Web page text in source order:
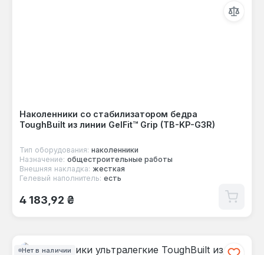
Наколенники со стабилизатором бедра
ToughBuilt из линии GelFit™ Grip (TB-KP-G3R)
Тип оборудования: наколенники
Назначение: общестроительные работы
Внешняя накладка: жесткая
Гелевый наполнитель: есть
Обычная цена:
4 183,92 ₴
Нет в наличии